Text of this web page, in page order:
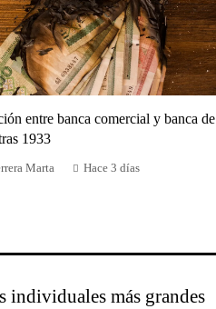
entre banca comercial y banca de
1933
Marta Hace 3 días
individuales más grandes